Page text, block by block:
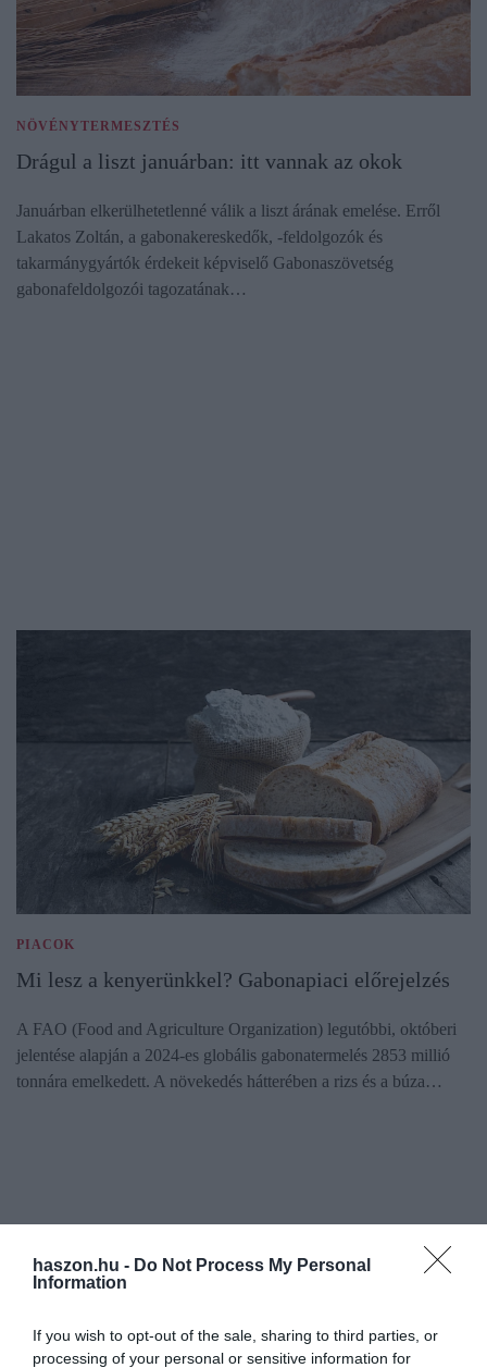
haszon.hu - Do Not Process My Personal
Information
If you wish to opt-out of the sale, sharing to third parties, or
processing of your personal or sensitive information for
NÖVÉNYTERMESZTÉS
Drágul a liszt januárban: itt vannak az okok
Januárban elkerülhetetlenné válik a liszt árának emelése. Erről
Lakatos Zoltán, a gabonakereskedők, -feldolgozók és
takarmánygyártók érdekeit képviselő Gabonaszövetség
gabonafeldolgozói tagozatának…
PIACOK
Mi lesz a kenyerünkkel? Gabonapiaci előrejelzés
A FAO (Food and Agriculture Organization) legutóbbi, októberi
jelentése alapján a 2024-es globális gabonatermelés 2853 millió
tonnára emelkedett. A növekedés hátterében a rizs és a búza…